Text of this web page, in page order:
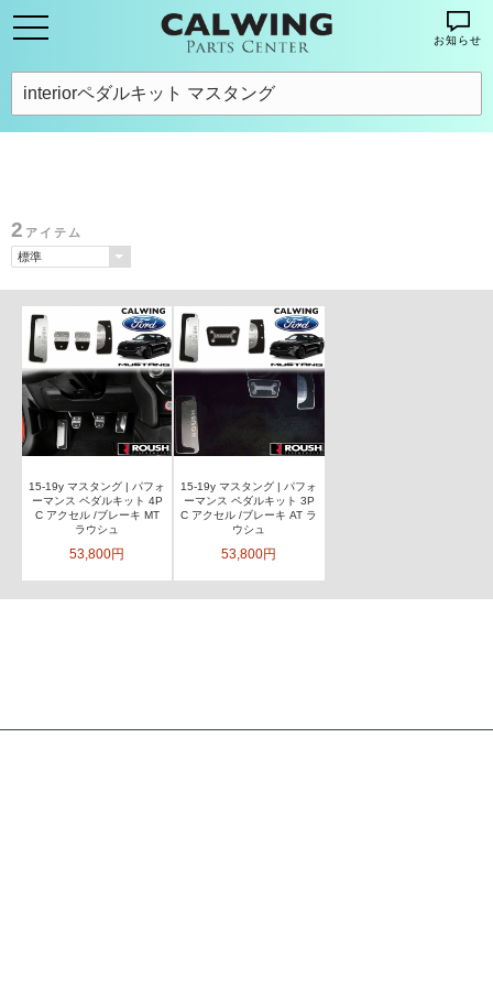
お知らせ
2 アイテム
15-19y マスタング | パフォ
ーマンス ペダルキット 4P
C アクセル /ブレーキ MT
ラウシュ
53,800円
15-19y マスタング | パフォ
ーマンス ペダルキット 3P
C アクセル /ブレーキ AT ラ
ウシュ
53,800円